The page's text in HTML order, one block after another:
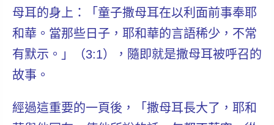
母耳的身上：「童子撒母耳在以利面前事奉耶
和華。當那些日子， 耶和華的言語稀少，不常
有默示。 」（3:1），隨即就是撒母耳被呼召的
故事。
經過這重要的一頁後，「 撒母耳長大了，耶和